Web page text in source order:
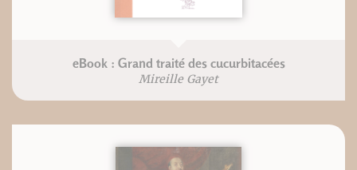
eBook : Grand traité des cucurbitacées
Mireille Gayet